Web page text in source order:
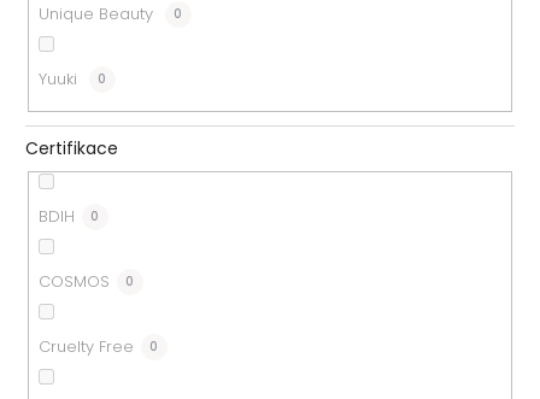
Unique Beauty 0
Yuuki 0
Certifikace
BDIH 0
COSMOS 0
Cruelty Free 0